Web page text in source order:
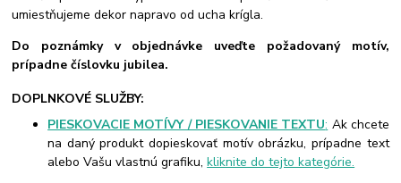
umiestňujeme dekor napravo od ucha krígla.
Do poznámky v objednávke uveďte požadovaný motív,
prípadne číslovku jubilea.
DOPLNKOVÉ SLUŽBY:
PIESKOVACIE MOTÍVY / PIESKOVANIE TEXTU: Ak chcete
na daný produkt dopieskovať motív obrázku, prípadne text
alebo Vašu vlastnú grafiku,kliknite do tejto kategórie.